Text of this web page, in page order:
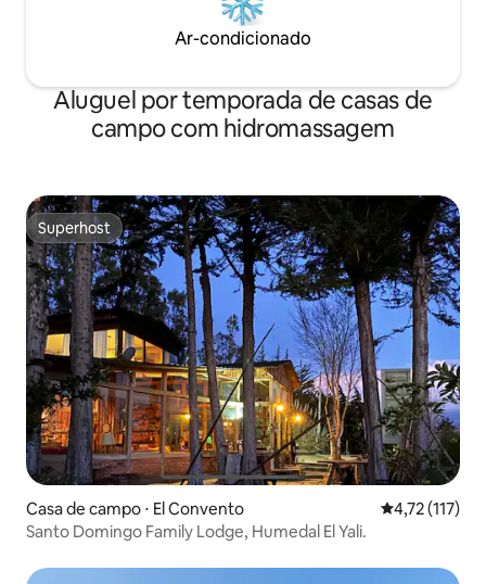
Ar-condicionado
Aluguel por temporada de casas de
campo com hidromassagem
Superhost
Superhost
Casa de campo ⋅ El Convento 4,72 de uma
4,72 (117)
Santo Domingo Family Lodge, Humedal El Yali.